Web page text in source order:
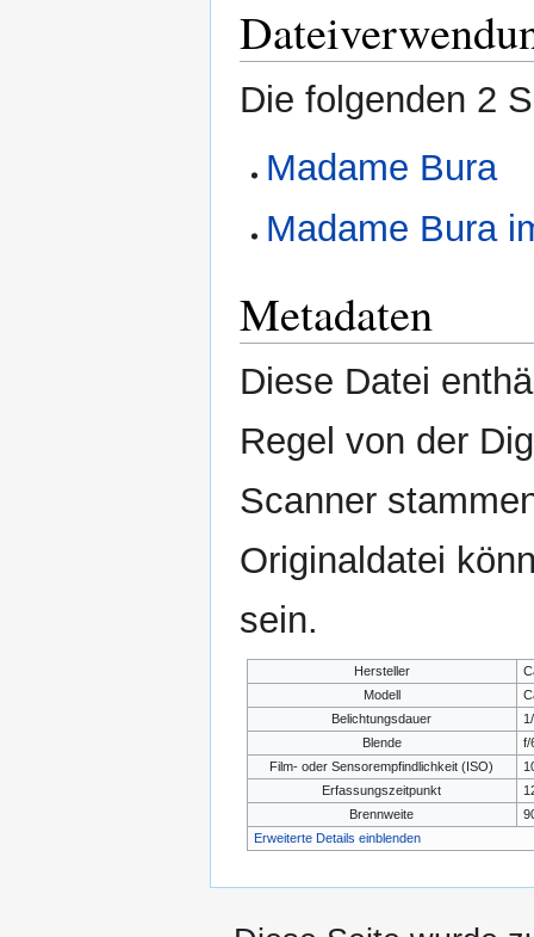
Die folgenden 2
Madame Bura
Madame Bura
Metadaten
Diese Datei
Regel von der
Scanner
Originaldatei
sein.
Hersteller
Modell
Belichtungsdauer
Blende
f/
Film- oder Sensorempfindlichkeit (ISO)
Erfassungszeitpunkt
Brennweite
Erweiterte Details einblenden